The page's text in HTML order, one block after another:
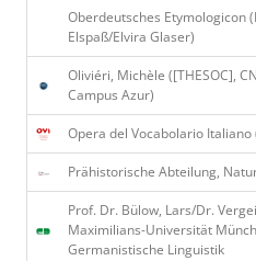
Oberdeutsches Etymologicon
Elspaß/Elvira Glaser)
Oliviéri, Michèle ([THESOC],
Campus Azur)
Opera del Vocabolario Italiano
Prähistorische Abteilung,
Prof. Dr. Bülow, Lars/Dr.
Maximilians-Universität
Germanistische Linguistik